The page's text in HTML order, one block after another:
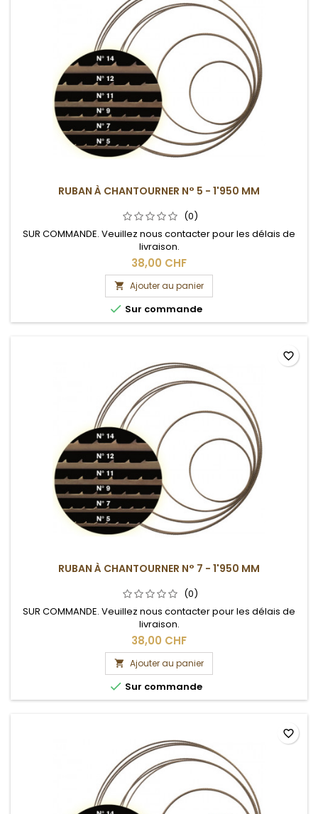
RUBAN À CHANTOURNER N° 5 - 1'950 MM
(0)
SUR COMMANDE. Veuillez nous contacter pour les délais de
livraison.
38,00 CHF
 Ajouter au panier
 Sur commande
RUBAN À CHANTOURNER N° 7 - 1'950 MM
(0)
SUR COMMANDE. Veuillez nous contacter pour les délais de
livraison.
38,00 CHF
 Ajouter au panier
 Sur commande
favorite_border
favorite_border